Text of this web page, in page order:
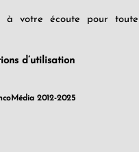
à votre écoute pour toute
d’utilisation
2012-2025